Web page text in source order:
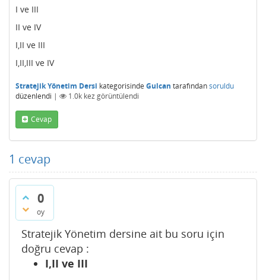
I ve III
II ve IV
I,II ve III
I,II,III ve IV
Stratejik Yönetim Dersi kategorisinde Gulcan tarafındansoruldu
düzenlendi | 1.0k kez görüntülendi
Cevap
1 cevap
0
oy
Stratejik Yönetim dersine ait bu soru için
doğru cevap :
I,II ve III